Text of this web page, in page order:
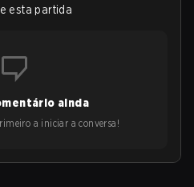
esta partida
ainda
a iniciar a conversa!